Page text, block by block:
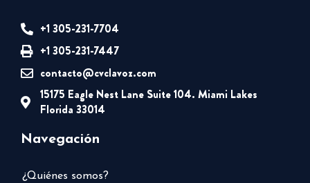
+1 305-231-7704
+1 305-231-7447
contacto@cvclavoz.com
15175 Eagle Nest Lane Suite 104. Miami Lakes
Florida 33014
Navegación
¿Quiénes somos?